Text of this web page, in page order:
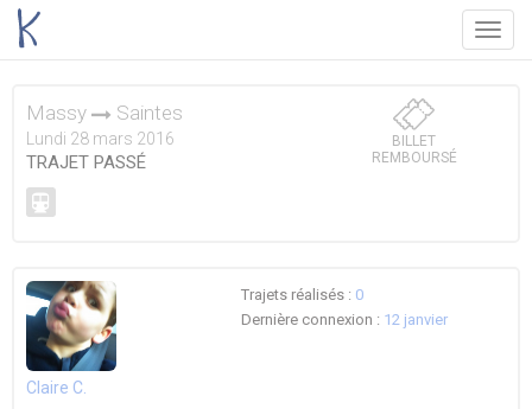
Menu
Massy Saintes
Lundi 28 mars 2016
TRAJET PASSÉ
BILLET
REMBOURSÉ
Claire C.
Trajets réalisés : 0
Dernière connexion : 12 janvier